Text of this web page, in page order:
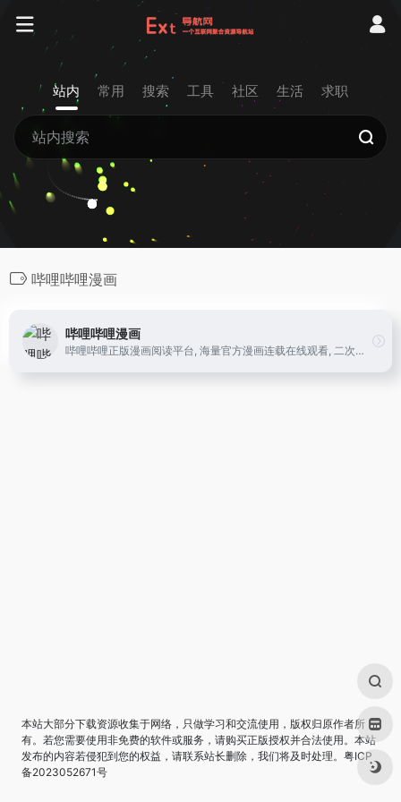
站内 常用 搜索 工具 社区 生活 求职
哔哩哔哩漫画
哔哩哔哩漫画
哔哩哔哩正版漫画阅读平台, 海量官方漫画连载在线观看, 二次元动漫迷的追漫神器, 热门漫画: 海贼王, 五等分的新娘, 约定的梦幻岛, 辉夜大小姐想让我告白 ~天才们的恋爱头脑战~, 关于我转生变成史莱姆这档事, 我的英雄学园, 修真聊天群, 乔乔的奇妙冒险, 斗罗大陆, 我家大师兄脑子有坑, 一拳超人, 灵能百分百, 铳梦等
本站大部分下载资源收集于网络，只做学习和交流使用，版权归原作者所
有。若您需要使用非免费的软件或服务，请购买正版授权并合法使用。本站
发布的内容若侵犯到您的权益，请联系站长删除，我们将及时处理。 粤ICP
备2023052671号